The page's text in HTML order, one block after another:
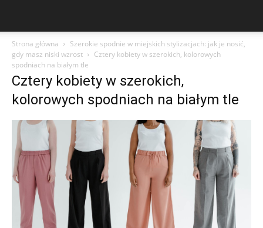
Strona główna
Szerokie spodnie w miejskich stylizacjach: jak je nosić,
gdy masz niski wzrost
Cztery kobiety w szerokich, kolorowych
spodniach na białym tle
Cztery kobiety w szerokich,
kolorowych spodniach na białym tle